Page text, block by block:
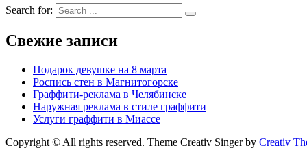
Search for:
Свежие записи
Подарок девушке на 8 марта
Роспись стен в Магнитогорске
Граффити-реклама в Челябинске
Наружная реклама в стиле граффити
Услуги граффити в Миассе
Copyright © All rights reserved. Theme Creativ Singer by Creativ